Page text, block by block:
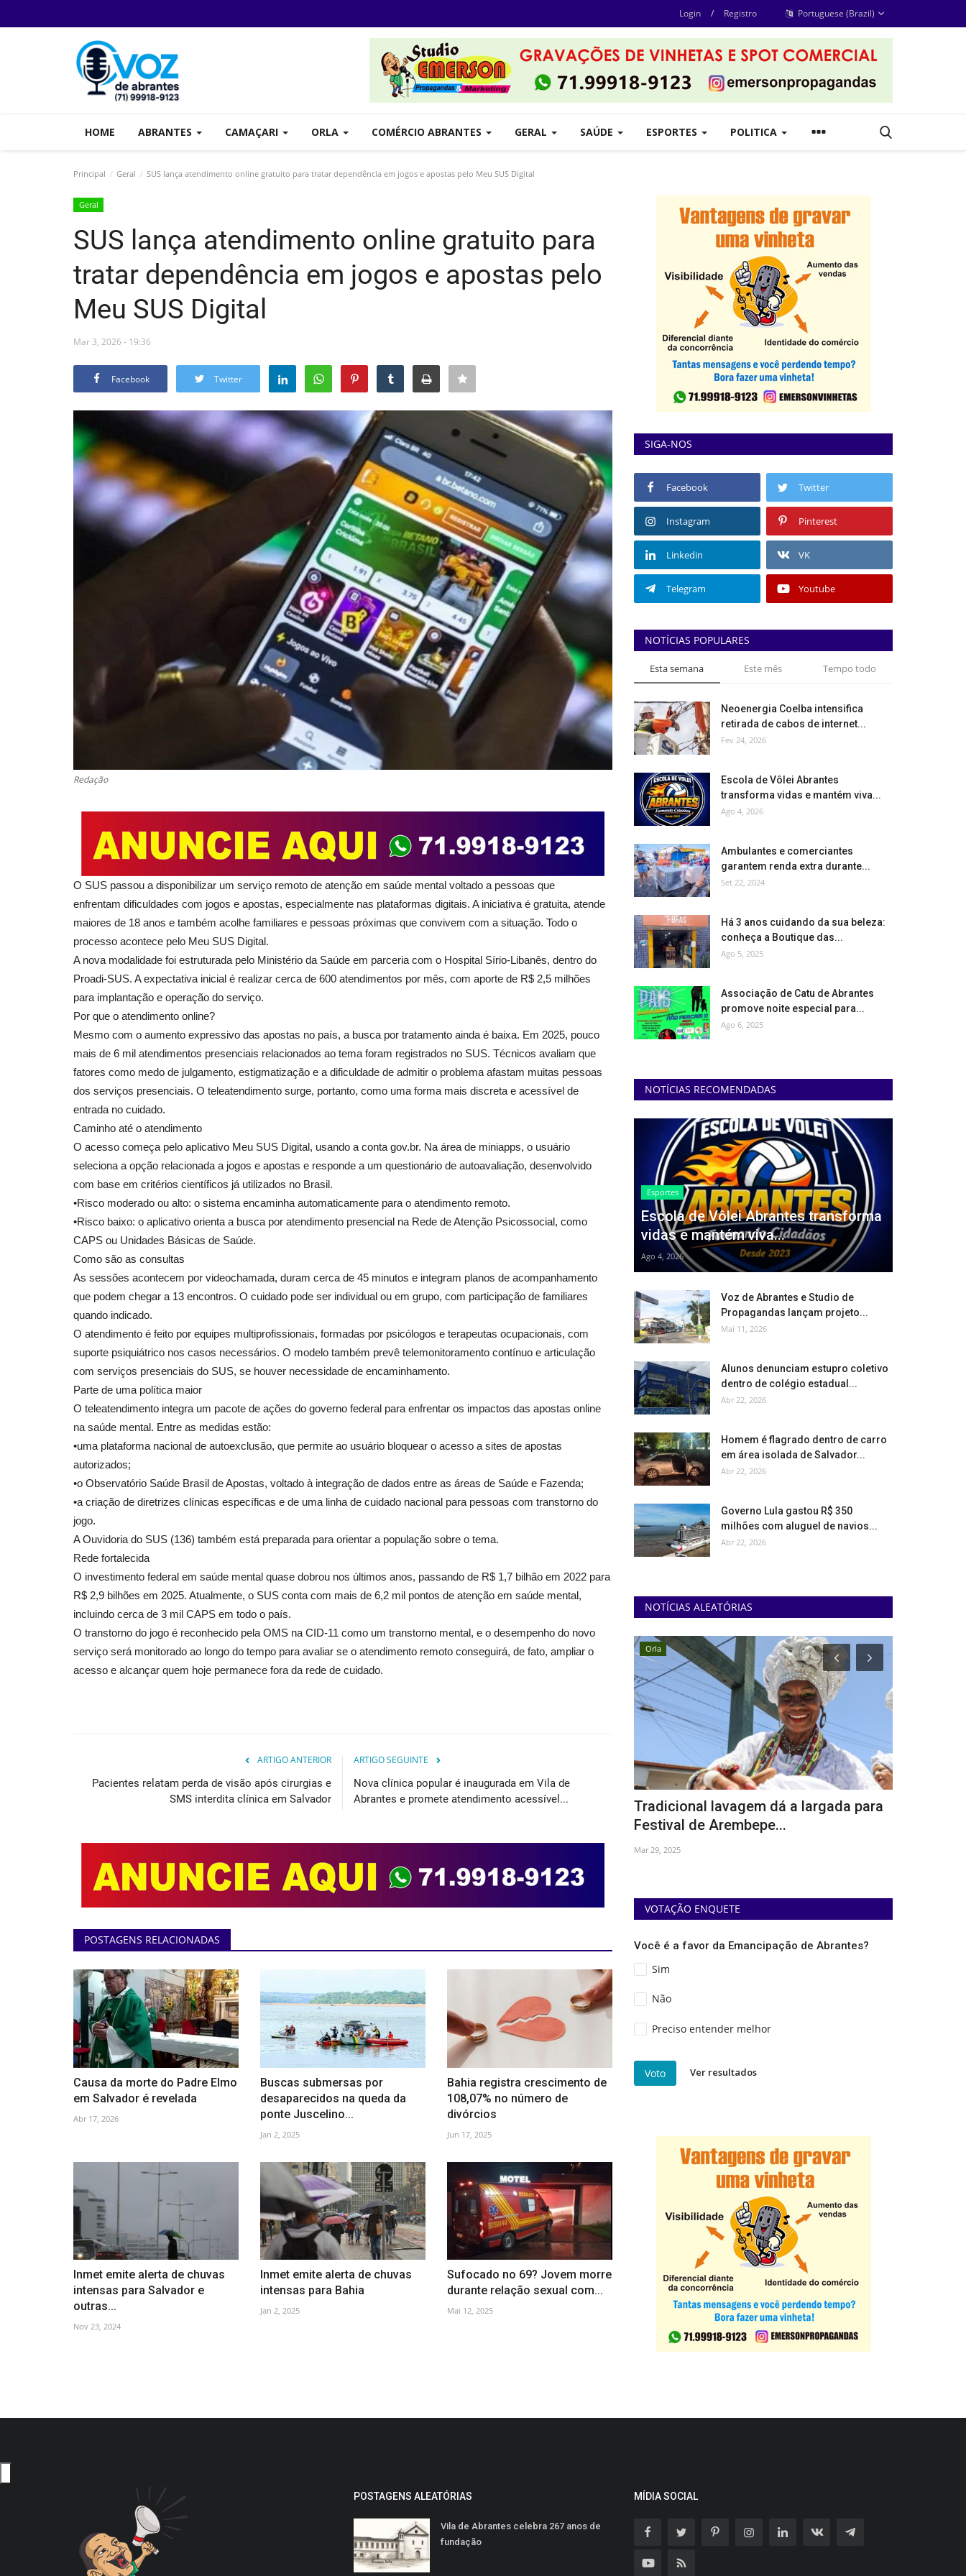
Login / Registro Portuguese (Brazil)
HOME ABRANTES CAMAÇARI ORLA COMÉRCIO ABRANTES GERAL SAÚDE ESPORTES POLITICA
Principal Geral SUS lança atendimento online gratuito para tratar dependência em jogos e apostas pelo Meu SUS Digital
Geral
SUS lança atendimento online gratuito para
tratar dependência em jogos e apostas pelo
Meu SUS Digital
Mar 3, 2026 - 19:36
Facebook Twitter
Redação
O SUS passou a disponibilizar um serviço remoto de atenção em saúde mental voltado a pessoas que
enfrentam dificuldades com jogos e apostas, especialmente nas plataformas digitais. A iniciativa é gratuita, atende
maiores de 18 anos e também acolhe familiares e pessoas próximas que convivem com a situação. Todo o
processo acontece pelo Meu SUS Digital.
A nova modalidade foi estruturada pelo Ministério da Saúde em parceria com o Hospital Sírio-Libanês, dentro do
Proadi-SUS. A expectativa inicial é realizar cerca de 600 atendimentos por mês, com aporte de R$ 2,5 milhões
para implantação e operação do serviço.
Por que o atendimento online?
Mesmo com o aumento expressivo das apostas no país, a busca por tratamento ainda é baixa. Em 2025, pouco
mais de 6 mil atendimentos presenciais relacionados ao tema foram registrados no SUS. Técnicos avaliam que
fatores como medo de julgamento, estigmatização e a dificuldade de admitir o problema afastam muitas pessoas
dos serviços presenciais. O teleatendimento surge, portanto, como uma forma mais discreta e acessível de
entrada no cuidado.
Caminho até o atendimento
O acesso começa pelo aplicativo Meu SUS Digital, usando a conta gov.br. Na área de miniapps, o usuário
seleciona a opção relacionada a jogos e apostas e responde a um questionário de autoavaliação, desenvolvido
com base em critérios científicos já utilizados no Brasil.
•Risco moderado ou alto: o sistema encaminha automaticamente para o atendimento remoto.
•Risco baixo: o aplicativo orienta a busca por atendimento presencial na Rede de Atenção Psicossocial, como
CAPS ou Unidades Básicas de Saúde.
Como são as consultas
As sessões acontecem por videochamada, duram cerca de 45 minutos e integram planos de acompanhamento
que podem chegar a 13 encontros. O cuidado pode ser individual ou em grupo, com participação de familiares
quando indicado.
O atendimento é feito por equipes multiprofissionais, formadas por psicólogos e terapeutas ocupacionais, com
suporte psiquiátrico nos casos necessários. O modelo também prevê telemonitoramento contínuo e articulação
com serviços presenciais do SUS, se houver necessidade de encaminhamento.
Parte de uma política maior
O teleatendimento integra um pacote de ações do governo federal para enfrentar os impactos das apostas online
na saúde mental. Entre as medidas estão:
•uma plataforma nacional de autoexclusão, que permite ao usuário bloquear o acesso a sites de apostas
autorizados;
•o Observatório Saúde Brasil de Apostas, voltado à integração de dados entre as áreas de Saúde e Fazenda;
•a criação de diretrizes clínicas específicas e de uma linha de cuidado nacional para pessoas com transtorno do
jogo.
A Ouvidoria do SUS (136) também está preparada para orientar a população sobre o tema.
Rede fortalecida
O investimento federal em saúde mental quase dobrou nos últimos anos, passando de R$ 1,7 bilhão em 2022 para
R$ 2,9 bilhões em 2025. Atualmente, o SUS conta com mais de 6,2 mil pontos de atenção em saúde mental,
incluindo cerca de 3 mil CAPS em todo o país.
O transtorno do jogo é reconhecido pela OMS na CID-11 como um transtorno mental, e o desempenho do novo
serviço será monitorado ao longo do tempo para avaliar se o atendimento remoto conseguirá, de fato, ampliar o
acesso e alcançar quem hoje permanece fora da rede de cuidado.
ARTIGO ANTERIOR
Pacientes relatam perda de visão após cirurgias e
SMS interdita clínica em Salvador
ARTIGO SEGUINTE
Nova clínica popular é inaugurada em Vila de
Abrantes e promete atendimento acessível...
POSTAGENS RELACIONADAS
Causa da morte do Padre Elmo
em Salvador é revelada
Abr 17, 2026
Buscas submersas por
desaparecidos na queda da
ponte Juscelino...
Jan 2, 2025
Bahia registra crescimento de
108,07% no número de
divórcios
Jun 17, 2025
Inmet emite alerta de chuvas
intensas para Salvador e
outras...
Nov 23, 2024
Inmet emite alerta de chuvas
intensas para Bahia
Jan 2, 2025
Sufocado no 69? Jovem morre
durante relação sexual com...
Mai 12, 2025
SIGA-NOS
Facebook Twitter
Instagram Pinterest
Linkedin VK
Telegram Youtube
NOTÍCIAS POPULARES
Esta semana Este mês Tempo todo
Neoenergia Coelba intensifica
retirada de cabos de internet...
Fev 24, 2026
Escola de Vôlei Abrantes
transforma vidas e mantém viva...
Ago 4, 2026
Ambulantes e comerciantes
garantem renda extra durante...
Set 22, 2024
Há 3 anos cuidando da sua beleza:
conheça a Boutique das...
Ago 5, 2025
Associação de Catu de Abrantes
promove noite especial para...
Ago 6, 2025
NOTÍCIAS RECOMENDADAS
Esportes
Escola de Vôlei Abrantes transforma
vidas e mantém viva...
Ago 4, 2026
Voz de Abrantes e Studio de
Propagandas lançam projeto...
Mai 11, 2026
Alunos denunciam estupro coletivo
dentro de colégio estadual...
Abr 22, 2026
Homem é flagrado dentro de carro
em área isolada de Salvador...
Abr 22, 2026
Governo Lula gastou R$ 350
milhões com aluguel de navios...
Abr 22, 2026
NOTÍCIAS ALEATÓRIAS
Geral
Bahia registra crescimento de 108,07%
Geral
Pacientes relatam perda de visão após
Orla
Tradicional lavagem dá a largada para
Festival de Arembepe...
Mar 29, 2025
VOTAÇÃO ENQUETE
Você é a favor da Emancipação de Abrantes?
Sim
Não
Preciso entender melhor
Voto Ver resultados
POSTAGENS ALEATÓRIAS
Vila de Abrantes celebra 267 anos de
fundação
MÍDIA SOCIAL